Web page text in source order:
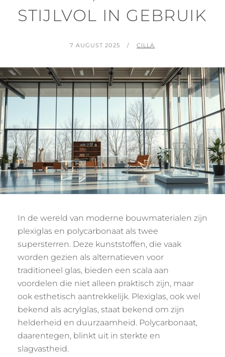
STIJLVOL IN GEBRUIK
POSTED
7 AUGUST 2025 BY
CILLA
In de wereld van moderne bouwmaterialen zijn
plexiglas en polycarbonaat als twee
supersterren. Deze kunststoffen, die vaak
worden gezien als alternatieven voor
traditioneel glas, bieden een scala aan
voordelen die niet alleen praktisch zijn, maar
ook esthetisch aantrekkelijk. Plexiglas, ook wel
bekend als acrylglas, staat bekend om zijn
helderheid en duurzaamheid. Polycarbonaat,
daarentegen, blinkt uit in sterkte en
slagvastheid.